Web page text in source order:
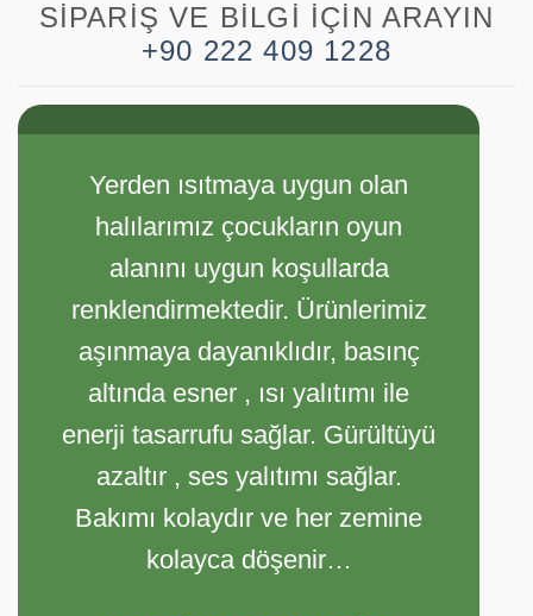
SIPARIŞ VE BILGI İÇIN ARAYIN
+90 222 409 1228
Yerden ısıtmaya uygun olan
halılarımız çocukların oyun
alanını uygun koşullarda
renklendirmektedir. Ürünlerimiz
aşınmaya dayanıklıdır, basınç
altında esner , ısı yalıtımı ile
enerji tasarrufu sağlar. Gürültüyü
azaltır , ses yalıtımı sağlar.
Bakımı kolaydır ve her zemine
kolayca döşenir…